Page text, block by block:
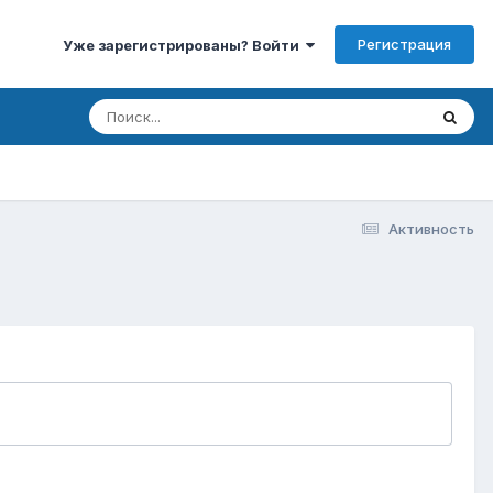
Уже зарегистрированы? Войти Регистрация
Активность